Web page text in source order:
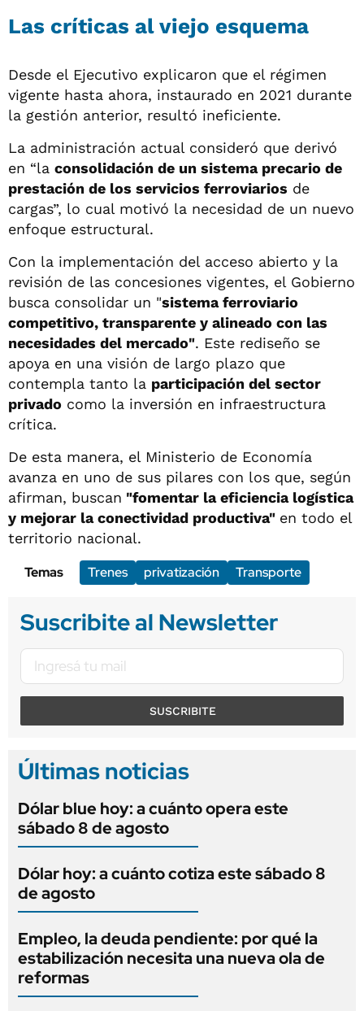
Las críticas al viejo esquema
Desde el Ejecutivo explicaron que el régimen
vigente hasta ahora, instaurado en 2021 durante
la gestión anterior, resultó ineficiente.
La administración actual consideró que derivó
en “la consolidación de un sistema precario de
prestación de los servicios ferroviarios de
cargas”, lo cual motivó la necesidad de un nuevo
enfoque estructural.
Con la implementación del acceso abierto y la
revisión de las concesiones vigentes, el Gobierno
busca consolidar un "sistema ferroviario
competitivo, transparente y alineado con las
necesidades del mercado". Este rediseño se
apoya en una visión de largo plazo que
contempla tanto la participación del sector
privado como la inversión en infraestructura
crítica.
De esta manera, el Ministerio de Economía
avanza en uno de sus pilares con los que, según
afirman, buscan "fomentar la eficiencia logística
y mejorar la conectividad productiva" en todo el
territorio nacional.
Temas
Trenes privatización Transporte
Suscribite al Newsletter
SUSCRIBITE
Últimas noticias
Dólar blue hoy: a cuánto opera este
sábado 8 de agosto
Dólar hoy: a cuánto cotiza este sábado 8
de agosto
Empleo, la deuda pendiente: por qué la
estabilización necesita una nueva ola de
reformas